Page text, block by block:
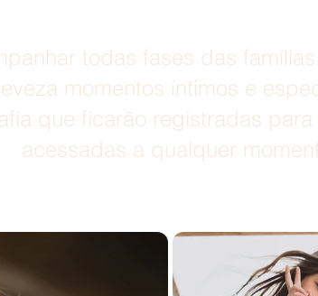
todas fases das
momentos íntimos e
que ficarão registradas
acessadas a qualquer